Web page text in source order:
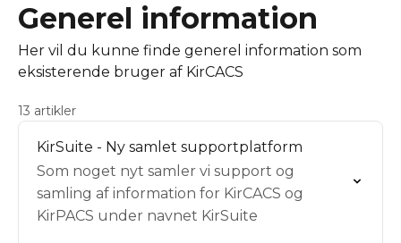
Generel information
Her vil du kunne finde generel information som
eksisterende bruger af KirCACS
13 artikler
KirSuite - Ny samlet supportplatform
Som noget nyt samler vi support og
samling af information for KirCACS og
KirPACS under navnet KirSuite